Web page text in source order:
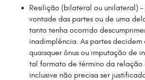
Resilição (bilateral ou unilateral)
vontade das partes ou de uma
tanto tenha ocorrido
inadimplência. As partes decidem
quaisquer ônus ou imputação de
tal formato de término da relação
inclusive não precisa ser